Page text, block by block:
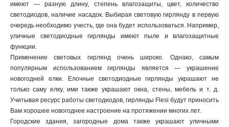
имеют — разную длину, степень влагозащиты, цвет, количество
светодиодов, наличие насадок. Выбирая световую гирлянду в первую
очередь необходимо учесть, где она будет использоваться. Например,
уличные светодиодные гирлянды имеют пыле и влагозащитные
функции.
Применение световых гирлянд очень широко. Однако, самым
популярным использованием гирлянды является — украшение
новогодней елки. Елочные светодиодные гирлянды украшают не
только саму елку, ими также украшают окна, стены, мебель и т. д.
Учитывая ресурс работы светодиодов, гирлянды Flesi будут приносить
Вам хорошее новогоднее настроение на протяжении многих лет.
Городские здания, загородные дома также украшают уличными